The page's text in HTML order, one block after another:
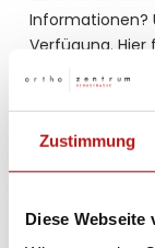
Zustimmung
Diese Webseite
Informationen?
Verfügung.